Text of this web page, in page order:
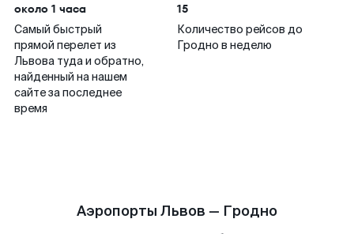
около 1 часа
Самый быстрый
прямой перелет из
Львова туда и обратно,
найденный на нашем
сайте за последнее
время
15
Количество рейсов до
Гродно в неделю
Аэропорты Львов — Гродно